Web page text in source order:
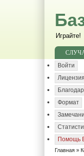
Играйте!
Войти
Лицензия
Формат
Помощь
Главная »